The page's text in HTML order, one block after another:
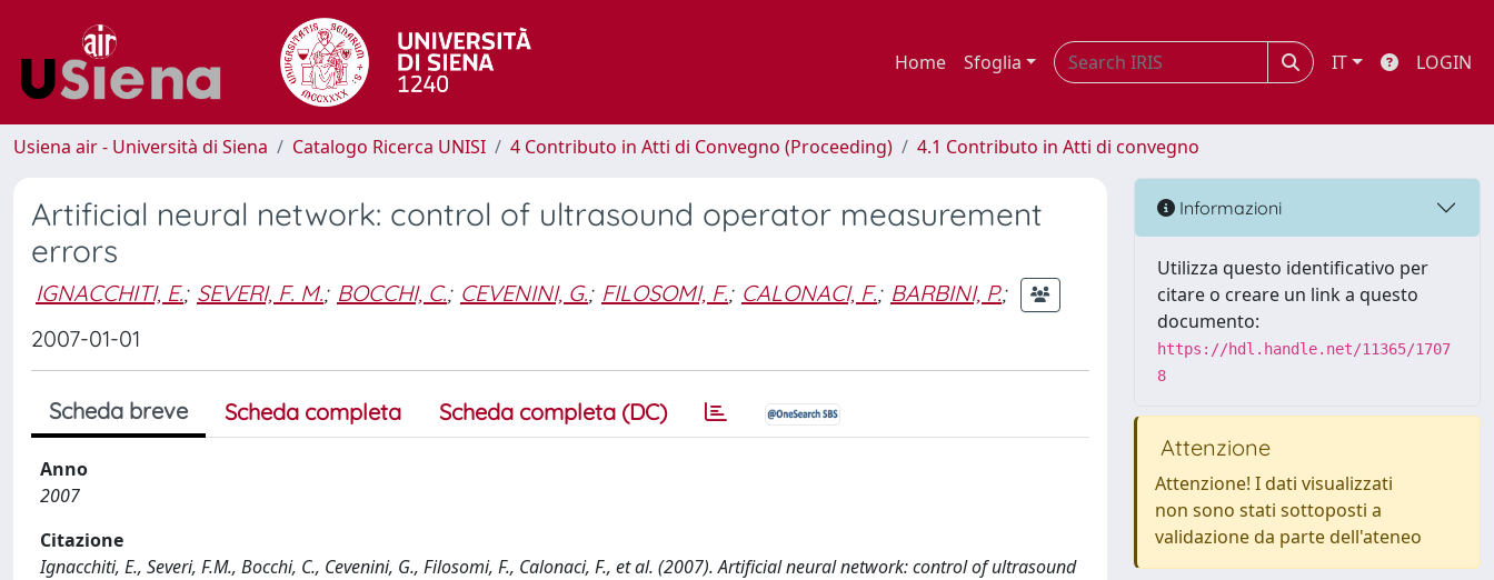
Home Sfoglia IT LOGIN
Usiena air - Università di Siena Catalogo Ricerca UNISI 4 Contributo in Atti di Convegno (Proceeding) 4.1 Contributo in Atti di convegno
Artificial neural network: control of ultrasound operator measurement
errors
IGNACCHITI, E.; SEVERI, F. M.; BOCCHI, C.; CEVENINI, G.; FILOSOMI, F.; CALONACI, F.; BARBINI, P.;
2007-01-01
Scheda breve Scheda completa Scheda completa (DC)
Anno
2007
Citazione
Ignacchiti, E., Severi, F.M., Bocchi, C., Cevenini, G., Filosomi, F., Calonaci, F., et al. (2007). Artificial neural network: control of ultrasound
Informazioni
Utilizza questo identificativo per
citare o creare un link a questo
documento:
https://hdl.handle.net/11365/1707
8
Attenzione
Attenzione! I dati visualizzati
non sono stati sottoposti a
validazione da parte dell'ateneo